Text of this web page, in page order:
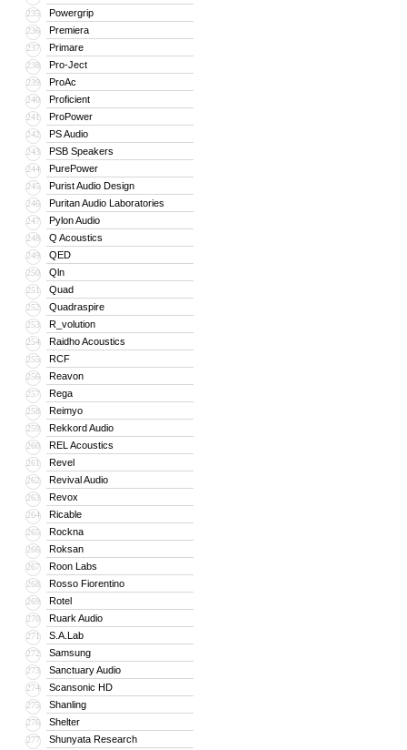
235 Powergrip
236 Premiera
237 Primare
238 Pro-Ject
239 ProAc
240 Proficient
241 ProPower
242 PS Audio
243 PSB Speakers
244 PurePower
245 Purist Audio Design
246 Puritan Audio Laboratories
247 Pylon Audio
248 Q Acoustics
249 QED
250 Qln
251 Quad
252 Quadraspire
253 R_volution
254 Raidho Acoustics
255 RCF
256 Reavon
257 Rega
258 Reimyo
259 Rekkord Audio
260 REL Acoustics
261 Revel
262 Revival Audio
263 Revox
264 Ricable
265 Rockna
266 Roksan
267 Roon Labs
268 Rosso Fiorentino
269 Rotel
270 Ruark Audio
271 S.A.Lab
272 Samsung
273 Sanctuary Audio
274 Scansonic HD
275 Shanling
276 Shelter
277 Shunyata Research